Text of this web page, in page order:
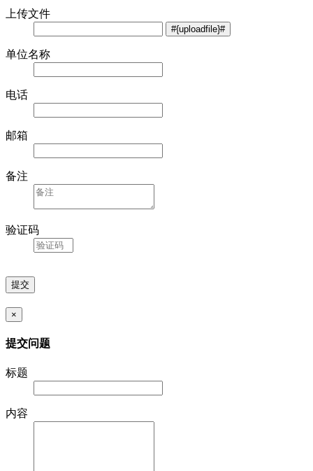
上传文件
单位名称
电话
邮箱
备注
验证码
×
提交问题
标题
内容